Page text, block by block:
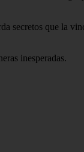
secretos que la
inesperadas.